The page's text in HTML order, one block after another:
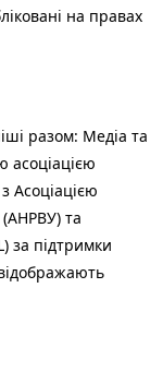
на правах
разом: Медіа та
асоціацією
Асоціацією
(АНРВУ) та
за підтримки